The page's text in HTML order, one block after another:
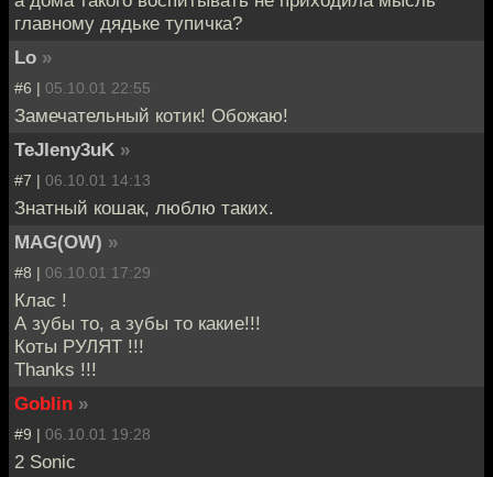
главному дядьке тупичка?
Lo »
#6 | 05.10.01 22:55
Замечательный котик! Обожаю!
TeJIeny3uK »
#7 | 06.10.01 14:13
Знатный кошак, люблю таких.
MAG(OW) »
#8 | 06.10.01 17:29
Клас !
А зубы то, а зубы то какие!!!
Коты РУЛЯТ !!!
Thanks !!!
Goblin »
#9 | 06.10.01 19:28
2 Sonic